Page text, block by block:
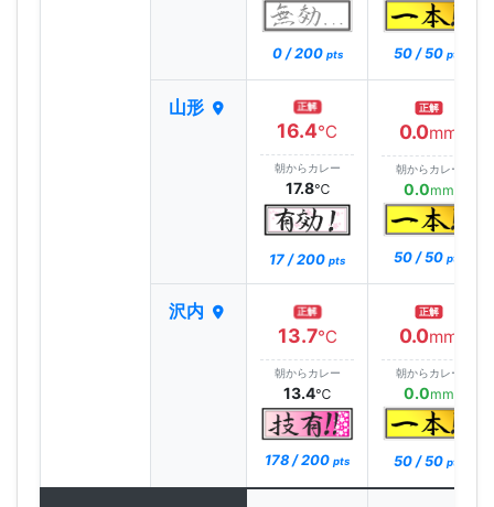
0 / 200 pts 50 / 50 pts
山形 正解
16.4℃
朝からカレー
17.8℃
17 / 200 pts
正解
0.0mm
朝からカレー
0.0mm
50 / 50 pts
沢内 正解
13.7℃
朝からカレー
13.4℃
178 / 200 pts
正解
0.0mm
朝からカレー
0.0mm
50 / 50 pts